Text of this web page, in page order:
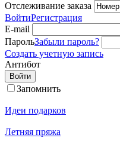
Отслеживание заказа
ВойтиРегистрация
E-mail
ПарольЗабыли пароль?
Создать учетную запись
Антибот
Войти
Запомнить
Идеи подарков
Летняя пряжа